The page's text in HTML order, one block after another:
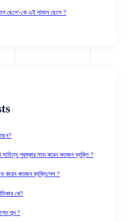
ছেলে'-কে এই দামাল ছেলে ?
সাহিত্য পুরস্কার লাভ করেন কতজন ব্যক্তি ?
করেন কতজন ব্যক্তি/দল ?
কে?
শব্দ ?